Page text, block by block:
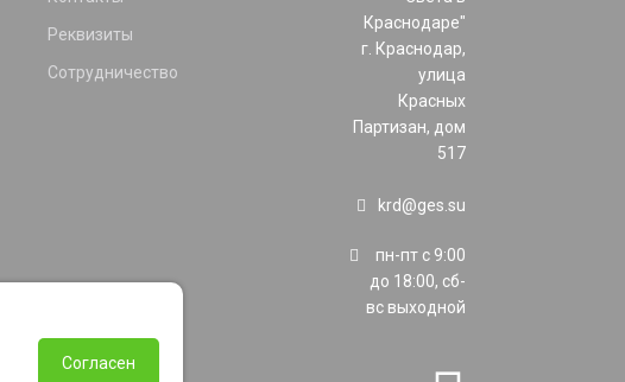
Реквизиты
Сотрудничество
Краснодаре"
г. Краснодар,
улица
Красных
Партизан, дом
517
krd@ges.su
пн-пт с 9:00
до 18:00, сб-
вс выходной
Согласен